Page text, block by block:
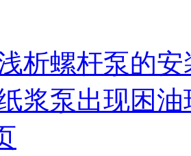
析螺杆泵的
浆泵出现困